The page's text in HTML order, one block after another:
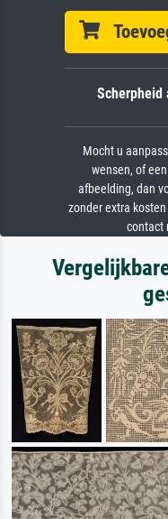
Scherpheid
Mocht u
wensen, of
afbeelding, dan
zonder extra
contact